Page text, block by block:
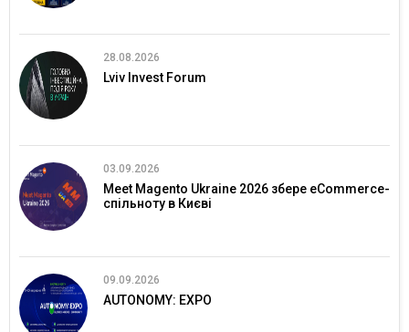
28.08.2026
Lviv Invest Forum
03.09.2026
Meet Magento Ukraine 2026 збере eCommerce-
спільноту в Києві
09.09.2026
AUTONOMY: EXPO